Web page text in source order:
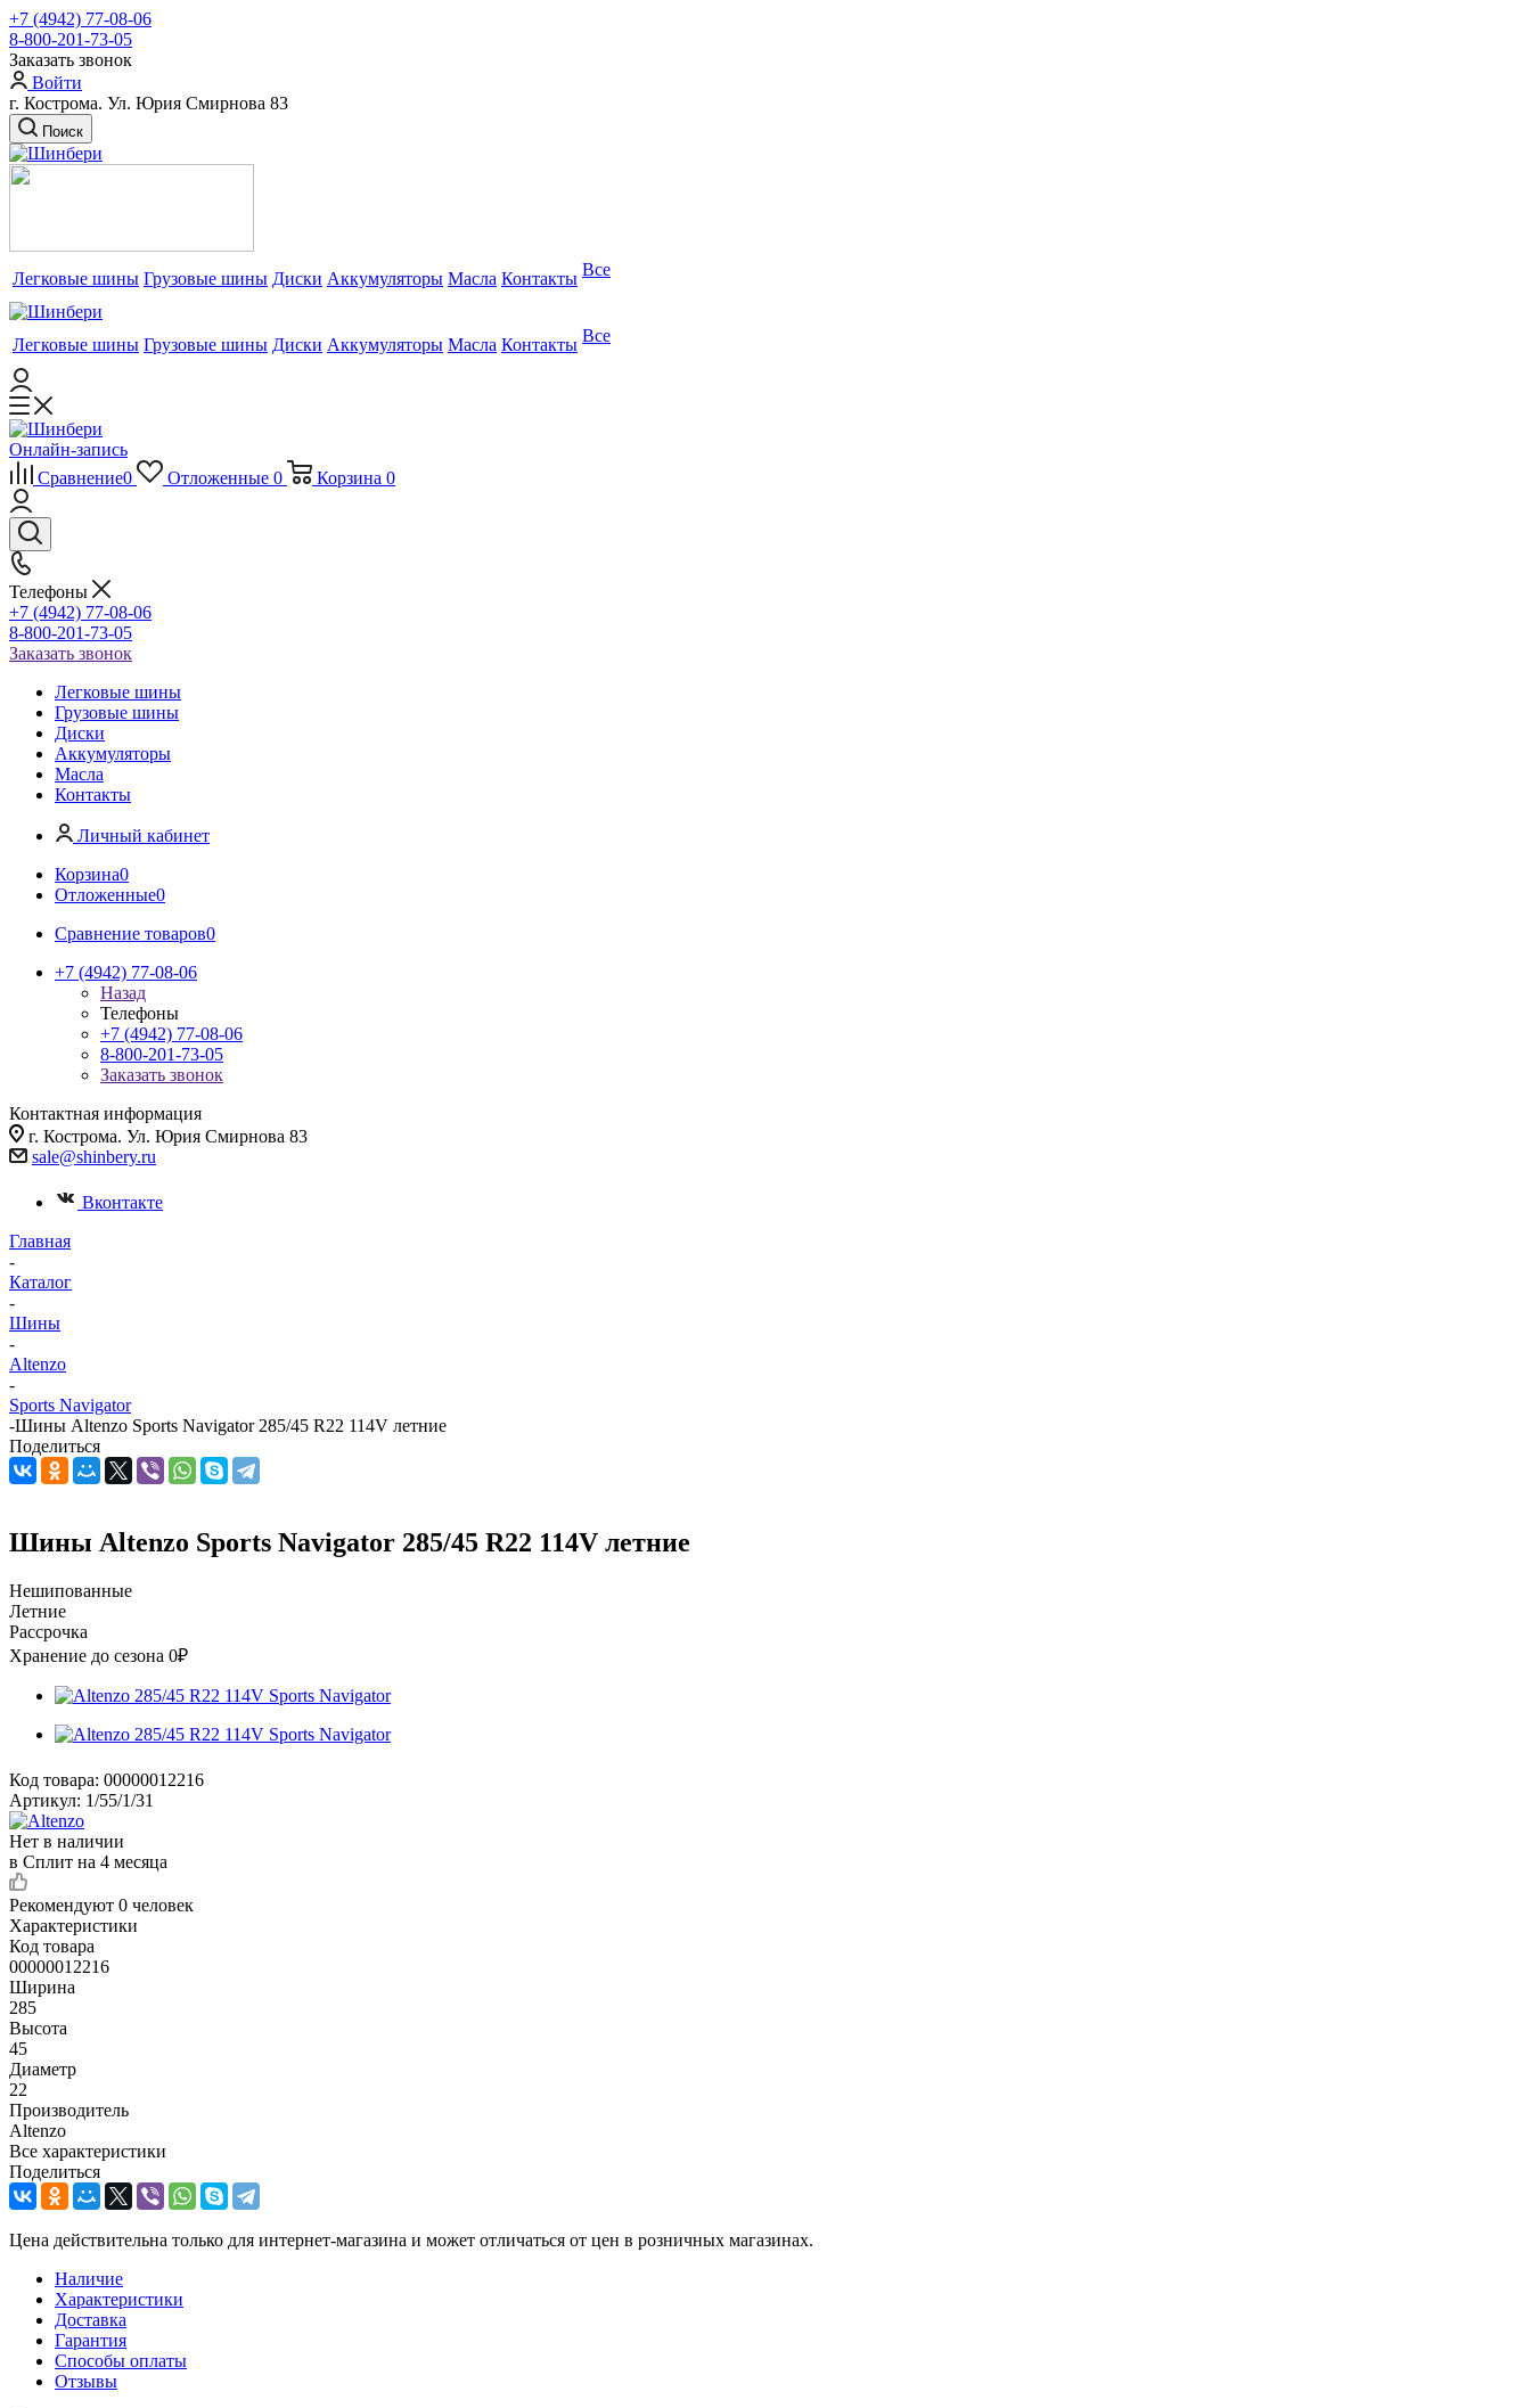
+7 (4942) 77-08-06
8-800-201-73-05
Заказать звонок
Войти
г. Кострома. Ул. Юрия Смирнова 83
Поиск
Легковые шины Грузовые шины Диски Аккумуляторы Масла Контакты Все
Легковые шины Грузовые шины Диски Аккумуляторы Масла Контакты Все
Онлайн-запись
Сравнение0 Отложенные 0 Корзина 0
Телефоны
+7 (4942) 77-08-06
8-800-201-73-05
Заказать звонок
Легковые шины
Грузовые шины
Диски
Аккумуляторы
Масла
Контакты
Личный кабинет
Корзина0
Отложенные0
Сравнение товаров0
+7 (4942) 77-08-06
Назад
Телефоны
+7 (4942) 77-08-06
8-800-201-73-05
Заказать звонок
Контактная информация
г. Кострома. Ул. Юрия Смирнова 83
sale@shinbery.ru
Вконтакте
Главная
-
Каталог
-
Шины
-
Altenzo
-
Sports Navigator
-Шины Altenzo Sports Navigator 285/45 R22 114V летние
Поделиться
Шины Altenzo Sports Navigator 285/45 R22 114V летние
Нешипованные
Летние
Рассрочка
Хранение до сезона 0₽
Код товара: 00000012216
Артикул: 1/55/1/31
Нет в наличии
в Сплит на 4 месяца
Рекомендуют 0 человек
Характеристики
Код товара
00000012216
Ширина
285
Высота
45
Диаметр
22
Производитель
Altenzo
Все характеристики
Поделиться
Цена действительна только для интернет-магазина и может отличаться от цен в розничных магазинах.
Наличие
Характеристики
Доставка
Гарантия
Способы оплаты
Отзывы